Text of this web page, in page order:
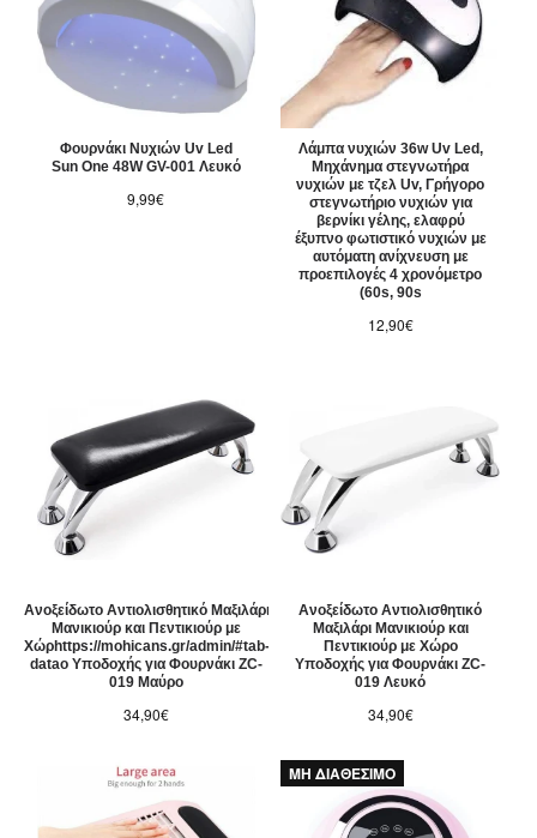
Φουρνάκι Νυχιών Uv Led
Sun One 48W GV-001 Λευκό
9,99€
Λάμπα νυχιών 36w Uv Led,
Μηχάνημα στεγνωτήρα
νυχιών με τζελ Uv, Γρήγορο
στεγνωτήριο νυχιών για
βερνίκι γέλης, ελαφρύ
έξυπνο φωτιστικό νυχιών με
αυτόματη ανίχνευση με
προεπιλογές 4 χρονόμετρο
(60s, 90s
12,90€
Ανοξείδωτο Αντιολισθητικό Μαξιλάρι
Μανικιούρ και Πεντικιούρ με
Χώρhttps://mohicans.gr/admin/#tab-
dataο Υποδοχής για Φουρνάκι ZC-
019 Μαύρο
34,90€
Ανοξείδωτο Αντιολισθητικό
Μαξιλάρι Μανικιούρ και
Πεντικιούρ με Χώρο
Υποδοχής για Φουρνάκι ZC-
019 Λευκό
34,90€
ΜΗ ΔΙΑΘΕΣΙΜΟ